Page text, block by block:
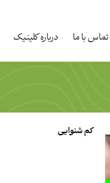
تماس با ما درباره کلینیک
کم شنوایی